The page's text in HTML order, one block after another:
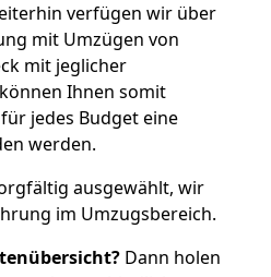
verfügen wir über
mit Umzügen von
mit jeglicher
Ihnen somit
jedes Budget eine
werden.
ausgewählt, wir
im Umzugsbereich.
Dann holen